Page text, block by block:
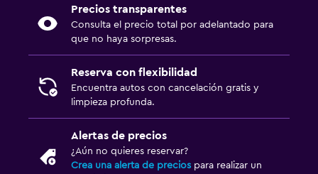
Precios transparentes
Consulta el precio total por adelantado para
que no haya sorpresas.
Reserva con flexibilidad
Encuentra autos con cancelación gratis y
limpieza profunda.
Alertas de precios
¿Aún no quieres reservar?
Crea una alerta de precios para realizar un